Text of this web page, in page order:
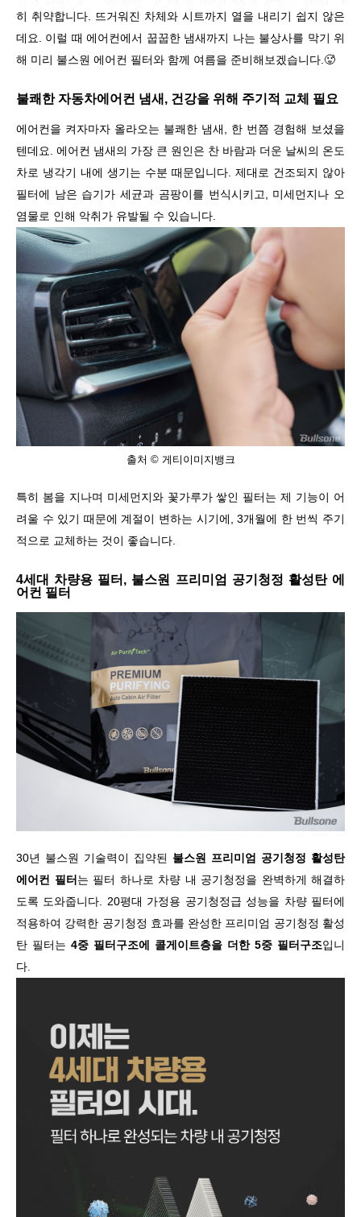
히 취약합니다
뜨거워진 차체와 시트까지 열을 내리기 쉽지 않은
데요
이럴 때 에어컨에서 꿉꿉한 냄새까지 나는 불상사를 막기 위
해 미리 불스원 에어컨 필터와 함께 여름을 준비해보겠습니다 🥵
불쾌한 자동차에어컨 냄새, 건강을 위해 주기적 교체 필요
에어컨을 켜자마자 올라오는 불쾌한 냄새
한 번쯤 경험해 보셨을
텐데요
에어컨 냄새의 가장 큰 원인은 찬 바람과 더운 날씨의 온도
차로 냉각기 내에 생기는 수분 때문입니다 제대로 건조되지 않아
필터에 남은 습기가 세균과 곰팡이를 번식시키고
미세먼지나 오
염물로 인해 악취가 유발될 수 있습니다
출처 © 게티이미지뱅크
특히 봄을 지나며 미세먼지와 꽃가루가 쌓인 필터는 제 기능이 어
려울 수 있기 때문에 계절이 변하는 시기에, 3개월에 한 번씩 주기
적으로 교체하는 것이 좋습니다
4세대 차량용 필터 , 불스원 프리미엄 공기청정 활성탄 에
어컨 필터
30년 불스원 기술력이 집약된 불스원 프리미엄 공기청정 활성탄
에어컨 필터 는 필터 하나로 차량 내 공기청정을 완벽하게 해결하
도록 도와줍니다 . 20평대 가정용 공기청정급 성능을 차량 필터에
적용하여 강력한 공기청정 효과를 완성한 프리미엄 공기청정 활성
탄 필터는 4중 필터구조에 콜게이트층을 더한5중 필터구조입니
다